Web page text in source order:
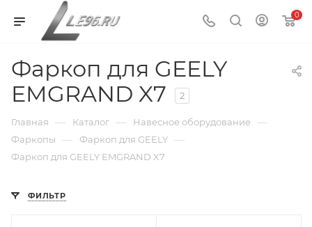
0
Фаркоп для GEELY
EMGRAND X7
2
Главная — Каталог — Навесное оборудование —
Фаркопы — Фаркоп для GEELY —
Фаркоп для GEELY EMGRAND X7
ФИЛЬТР